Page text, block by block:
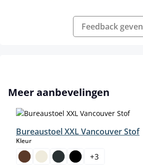
Feedback geven
Productgalerij overslaan
Meer aanbevelingen
Bureaustoel XXL Vancouver Stof
Kleurselect
+3